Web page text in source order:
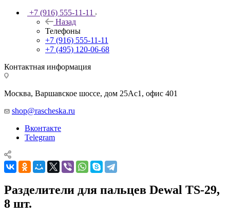
+7 (916) 555-11-11
Назад
Телефоны
+7 (916) 555-11-11
+7 (495) 120-06-68
Контактная информация
Москва, Варшавское шоссе, дом 25Аc1, офис 401
shop@rascheska.ru
Вконтакте
Telegram
Разделители для пальцев Dewal TS-29,
8 шт.